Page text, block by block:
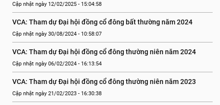
Cập nhật ngày 12/02/2025 - 15:04:58
VCA: Tham dự Đại hội đồng cổ đông bất thường năm 2024
Cập nhật ngày 30/08/2024 - 10:58:07
VCA: Tham dự Đại hội đồng cổ đông thường niên năm 2024
Cập nhật ngày 06/02/2024 - 16:13:54
VCA: Tham dự Đại hội đồng cổ đông thường niên năm 2023
Cập nhật ngày 21/02/2023 - 16:30:38